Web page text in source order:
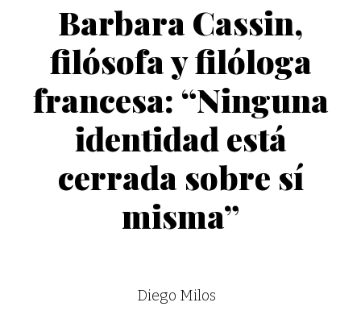
Barbara Cassin,
filósofa y filóloga
francesa: “Ninguna
identidad está
cerrada sobre sí
misma”
Diego Milos